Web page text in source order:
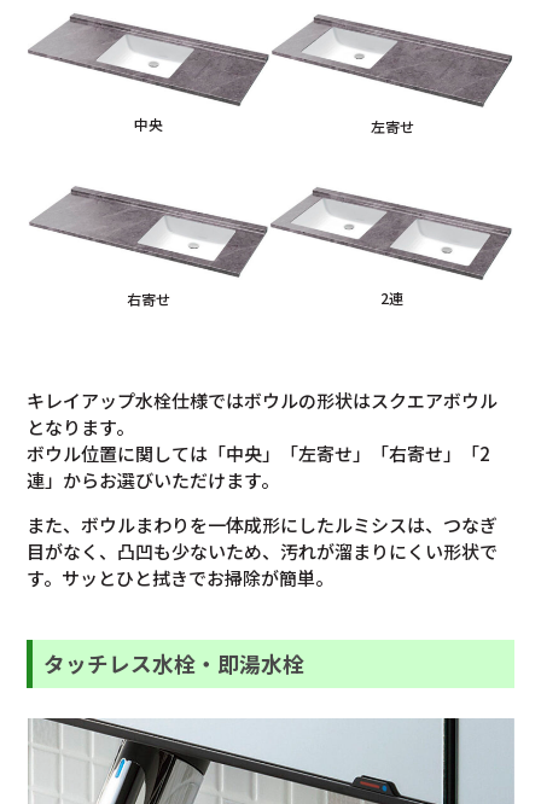
中央 左寄せ
右寄せ 2連
キレイアップ水栓仕様ではボウルの形状はスクエアボウル
となります。
ボウル位置に関しては「中央」「左寄せ」「右寄せ」「2
連」からお選びいただけます。
また、ボウルまわりを一体成形にしたルミシスは、つなぎ
目がなく、凸凹も少ないため、汚れが溜まりにくい形状で
す。サッとひと拭きでお掃除が簡単。
タッチレス水栓・即湯水栓